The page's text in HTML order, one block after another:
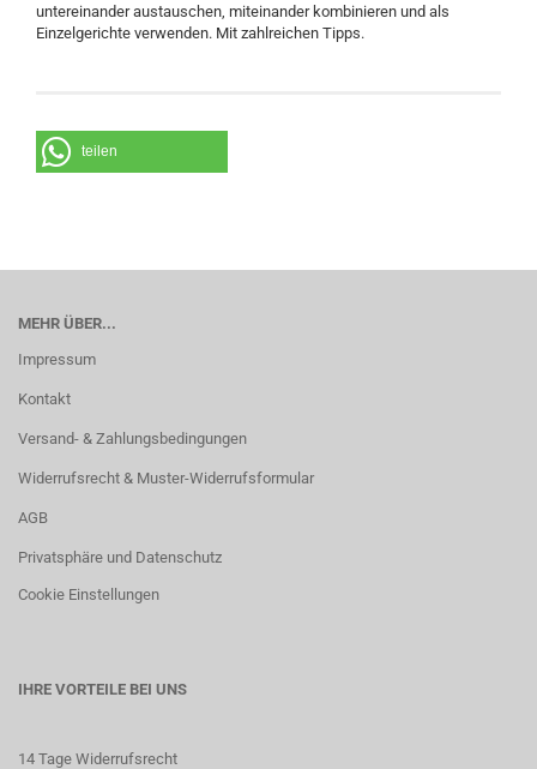
untereinander austauschen, miteinander kombinieren und als
Einzelgerichte verwenden. Mit zahlreichen Tipps.
teilen
MEHR ÜBER...
Impressum
Kontakt
Versand- & Zahlungsbedingungen
Widerrufsrecht & Muster-Widerrufsformular
AGB
Privatsphäre und Datenschutz
Cookie Einstellungen
IHRE VORTEILE BEI UNS
14 Tage Widerrufsrecht